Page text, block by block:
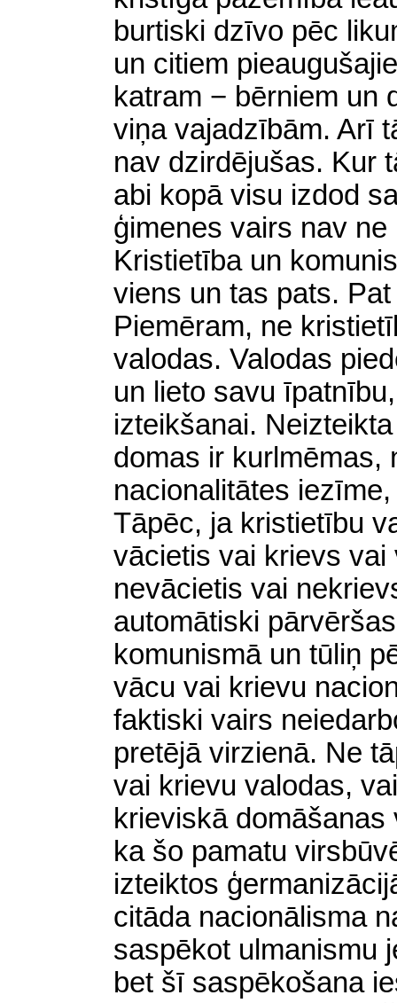
burtiski dzīvo pēc
un citiem
katram − bērniem un
viņa vajadzībām. Arī
nav dzirdējušas. Kur
abi kopā visu izdod
ģimenes vairs nav
Kristietība un
viens un tas pats.
Piemēram, ne
valodas. Valodas
un lieto savu
izteikšanai.
domas ir kurlmēmas,
nacionalitātes
Tāpēc, ja kristietību
vācietis vai krievs
nevācietis vai
automātiski
komunismā un tūliņ
vācu vai krievu
faktiski vairs
pretējā virzienā. Ne
vai krievu valodas,
krieviskā
ka šo pamatu
izteiktos
citāda nacionālisma
saspēkot ulmanismu
bet šī saspēkošana